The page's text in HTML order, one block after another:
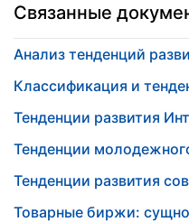
Связанные
Анализ тенденций
Классификация и
Тенденции развития
Тенденции
Тенденции развития
Товарные биржи: